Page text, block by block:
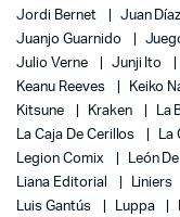
Jordi Bernet
Juan
Juanjo Guarnido
Julio Verne
Junji Ito
Keanu Reeves
Keiko
Kitsune
Kraken
La
La Caja De Cerillos
La
Legion Comix
León
Liana Editorial
Liniers
Luis Gantús
Luppa